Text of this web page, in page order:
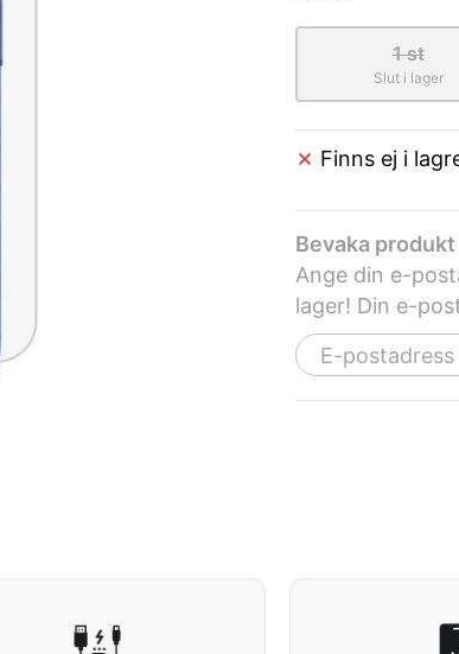
1 st
Slut i lager
Finns ej i
Bevaka produkt
Ange din e-
lager! Din e-